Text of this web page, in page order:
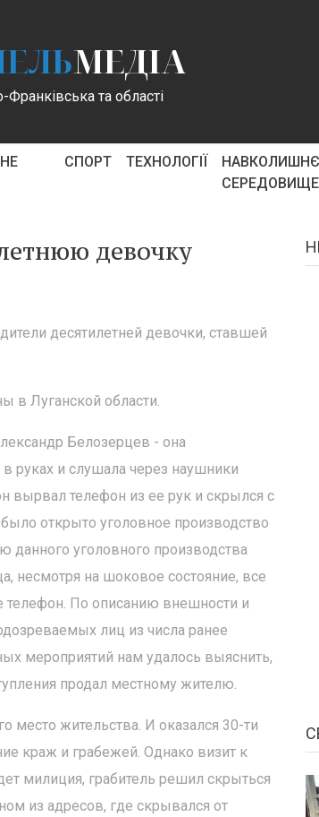
МЕДІА
та області
СПОРТ ТЕХНОЛОГІЇ
НАВКОЛИШНЄ
СЕРЕДОВИЩЕ
девочку
десятилетней девочки, ставшей
Луганской области.
Белозерцев - она
руках и слушала через наушники
вырвал телефон из ее рук и скрылся с
открыто уголовное производство
уголовного производства
несмотря на шоковое состояние, все
телефон. По описанию внешности и
лиц из числа ранее
мероприятий нам удалось выяснить,
продал местному жителю.
место жительства. И оказался 30-ти
краж и грабежей. Однако визит к
милиция, грабитель решил скрыться
из адресов, где скрывался от